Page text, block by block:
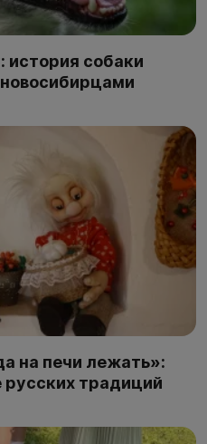
история собаки
новосибирцами
на печи лежать»:
традиций